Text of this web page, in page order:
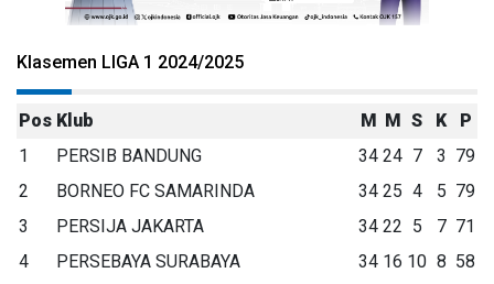
Klasemen LIGA 1 2024/2025
Pos Klub M M S K
P
1
PERSIB BANDUNG 34 24 7 3 79
2
BORNEO FC SAMARINDA 34 25 4 5 79
3
PERSIJA JAKARTA 34 22 5 7 71
4
PERSEBAYA SURABAYA 34 16 10 8 58